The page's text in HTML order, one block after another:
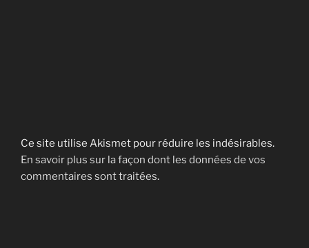
Ce site utilise Akismet pour réduire les indésirables.
En savoir plus sur la façon dont les données de vos
commentaires sont traitées.